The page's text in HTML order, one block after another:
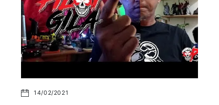
14/02/2021